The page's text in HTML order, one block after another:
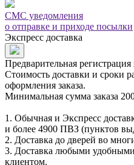
СМС уведомления
о отправке и приходе посылки
Экспресс доставка
Предварительная регистрация
Стоимость доставки и сроки
оформления заказа.
Минимальная сумма заказа
1. Обычная и Экспресс
и более 4900 ПВЗ (пунктов
2. Доставка до дверей во
3. Доставка любыми
клиентом.